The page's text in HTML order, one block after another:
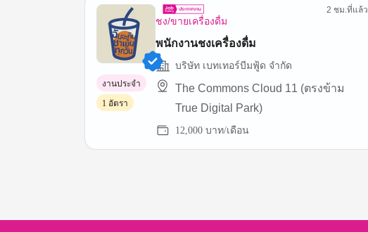
ชง/ขายเครื่องดื่ม
2 ชม.ที่แล้ว
พนักงานชงเครื่องดื่ม
บริษัท เบทเทอร์บีมฟู้ด จำกัด
The Commons Cloud 11 (ตรงข้าม
True Digital Park)
12,000 บาท/เดือน
งานประจำ
1 อัตรา